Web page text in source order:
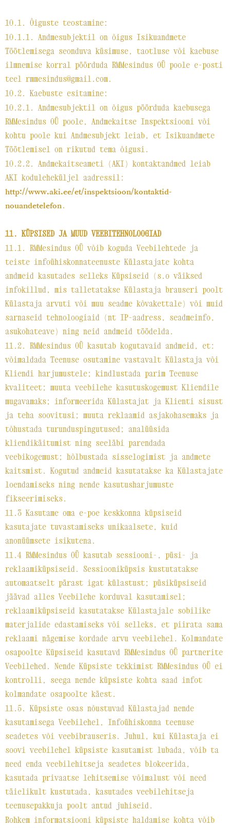
10.1. Õiguste teostamine:
10.1.1. Andmesubjektil on õigus Isikuandmete
Töötlemisega seonduva küsimuse, taotluse või kaebuse
ilmnemise korral pöörduda RMMesindus OÜ poole e-posti
teel rmmesindus@gmail.com.
10.2. Kaebuste esitamine:
10.2.1. Andmesubjektil on õigus pöörduda kaebusega
RMMesindus OÜ poole, Andmekaitse Inspektsiooni või
kohtu poole kui Andmesubjekt leiab, et Isikuandmete
Töötlemisel on rikutud tema õigusi.
10.2.2. Andmekaitseameti (AKI) kontaktandmed leiab
AKI koduleheküljel aadressil:
http://www.aki.ee/et/inspektsioon/kontaktid-
nouandetelefon .
11. KÜPSISED JA MUUD VEEBITEHNOLOOGIAD
11.1. RMMesindus OÜ võib koguda Veebilehtede ja
teiste infoühiskonnateenuste Külastajate kohta
andmeid kasutades selleks Küpsiseid (s.o väiksed
infokillud, mis talletatakse Külastaja brauseri poolt
Külastaja arvuti või muu seadme kõvakettale) või muid
sarnaseid tehnoloogiaid (nt IP-aadress, seadmeinfo,
asukohateave) ning neid andmeid töödelda.
11.2. RMMesindus OÜ kasutab kogutavaid andmeid, et:
võimaldada Teenuse osutamine vastavalt Külastaja või
Kliendi harjumustele; kindlustada parim Teenuse
kvaliteet; muuta veebilehe kasutuskogemust Kliendile
mugavamaks; informeerida Külastajat ja Klienti sisust
ja teha soovitusi; muuta reklaamid asjakohasemaks ja
tõhustada turunduspingutused; analüüsida
kliendikäitumist ning seeläbi parendada
veebikogemust; hõlbustada sisselogimist ja andmete
kaitsmist. Kogutud andmeid kasutatakse ka Külastajate
loendamiseks ning nende kasutusharjumuste
fikseerimiseks.
11.3 Kasutame oma e-poe keskkonna küpsiseid
kasutajate tuvastamiseks unikaalsete, kuid
anonüümsete isikutena.
11.4 RMMesindus OÜ kasutab sessiooni-, püsi- ja
reklaamiküpsiseid. Sessiooniküpsis kustutatakse
automaatselt pärast igat külastust; püsiküpsiseid
jäävad alles Veebilehe korduval kasutamisel;
reklaamiküpsiseid kasutatakse Külastajale sobilike
materjalide edastamiseks või selleks, et piirata sama
reklaami nägemise kordade arvu veebilehel. Kolmandate
osapoolte Küpsiseid kasutavd RMMesindus OÜ partnerite
Veebilehed. Nende Küpsiste tekkimist RMMesindus OÜ ei
kontrolli, seega nende küpsiste kohta saad infot
kolmandate osapoolte käest.
11.5. Küpsiste osas nõustuvad Külastajad nende
kasutamisega Veebilehel, Infoühiskonna teenuse
seadetes või veebibrauseris. Juhul, kui Külastaja ei
soovi veebilehel küpsiste kasutamist lubada, võib ta
need enda veebilehitseja seadetes blokeerida,
kasutada privaatse lehitsemise võimalust või need
täielikult kustutada, kasutades veebilehitseja
teenusepakkuja poolt antud juhiseid.
Rohkem informatsiooni küpsiste haldamise kohta võib